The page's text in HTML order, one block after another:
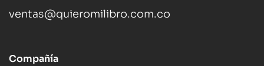
ventas@quieromilibro.com.co
Compañía